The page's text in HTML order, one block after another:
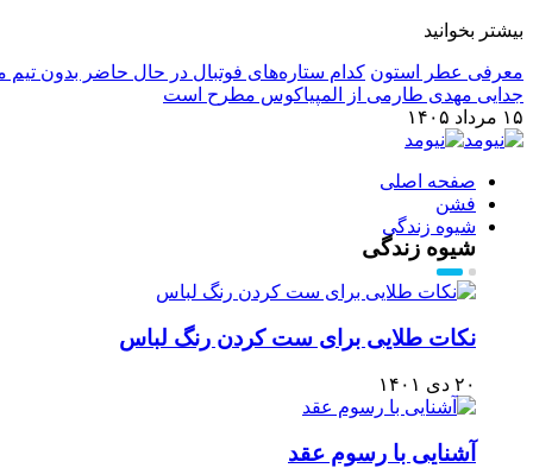
بیشتر بخوانید
معرفی عطر استون کدام ستاره‌های فوتبال در حال حاضر بدون تیم
جدایی مهدی طارمی از المپیاکوس مطرح است
۱۵ مرداد ۱۴۰۵
صفحه اصلی
فشن
شیوه زندگی
شیوه زندگی
نکات طلایی برای ست کردن رنگ لباس
۲۰ دی ۱۴۰۱
آشنایی با رسوم عقد